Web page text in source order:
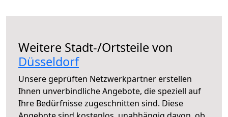
Weitere Stadt-/Ortsteile von
Düsseldorf
Unsere geprüften Netzwerkpartner erstellen
Ihnen unverbindliche Angebote, die speziell auf
Ihre Bedürfnisse zugeschnitten sind. Diese